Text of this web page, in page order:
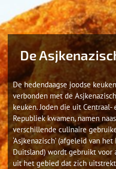
De
De hedendaagse joodse
verbonden met de
keuken. Joden die uit Centraal-
Republiek kwamen, namen
verschillende culinaire
‘Asjkenazisch’ (afgeleid van
Duitsland) wordt gebruikt
uit het gebied dat zich